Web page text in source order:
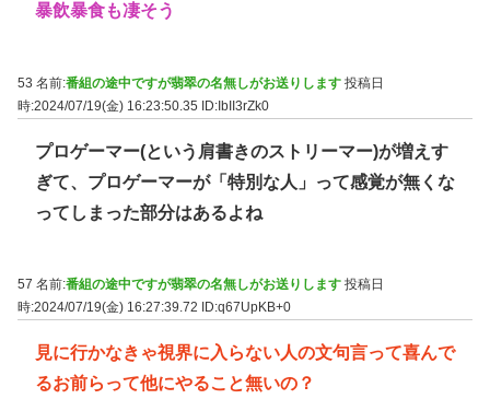
暴飲暴食も凄そう
53 名前:番組の途中ですが翡翠の名無しがお送りします 投稿日
時:2024/07/19(金) 16:23:50.35 ID:IbII3rZk0
プロゲーマー(という肩書きのストリーマー)が増えす
ぎて、プロゲーマーが「特別な人」って感覚が無くな
ってしまった部分はあるよね
57 名前:番組の途中ですが翡翠の名無しがお送りします 投稿日
時:2024/07/19(金) 16:27:39.72
ID:q67UpKB+0
見に行かなきゃ視界に入らない人の文句言って喜んで
るお前らって他にやること無いの？